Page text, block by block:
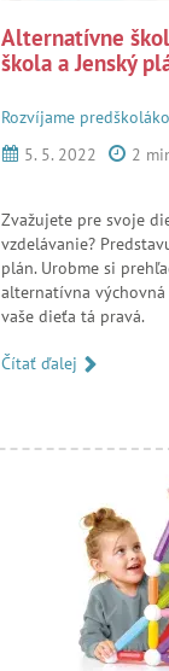
Alternatívne
škola a Jenský
Rozvíjame
5. 5. 2022
2
Zvažujete pre svoje
vzdelávanie?
plán. Urobme si
alternatívna
vaše dieťa tá pravá.
Čítať ďalej